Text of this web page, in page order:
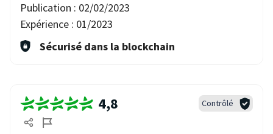
Publication : 02/02/2023
Expérience : 01/2023
Sécurisé dans la blockchain
4,8 Contrôlé